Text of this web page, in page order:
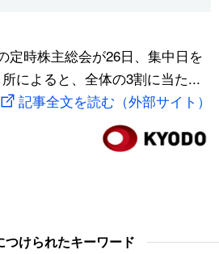
定時株主総会が26日、集中日を
によると、全体の3割に当た...
記事全文を読む（外部サイト）
つけられたキーワード